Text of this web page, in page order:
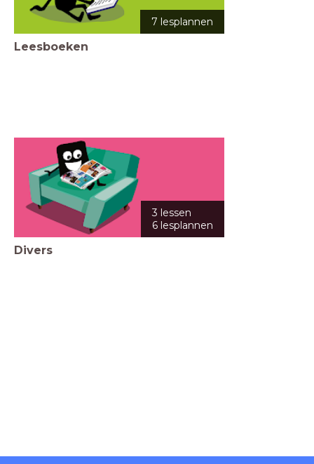
7 lesplannen
Leesboeken
3 lessen
6 lesplannen
Divers